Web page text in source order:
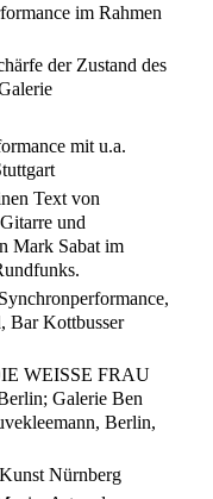
im Rahmen
der Zustand des
mit u.a.
Text von
und
Mark Sabat im
Bar Kottbusser
WEISSE FRAU
Galerie Ben
Berlin,
Nürnberg